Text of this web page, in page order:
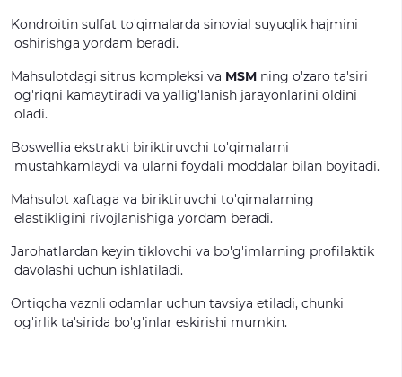
Kondroitin sulfat to'qimalarda sinovial suyuqlik hajmini
oshirishga yordam beradi.
Mahsulotdagi sitrus kompleksi va MSM ning o'zaro ta'siri
og'riqni kamaytiradi va yallig'lanish jarayonlarini oldini
oladi.
Boswellia ekstrakti biriktiruvchi to'qimalarni
mustahkamlaydi va ularni foydali moddalar bilan boyitadi.
Mahsulot xaftaga va biriktiruvchi to'qimalarning
elastikligini rivojlanishiga yordam beradi.
Jarohatlardan keyin tiklovchi va bo'g'imlarning profilaktik
davolashi uchun ishlatiladi.
Ortiqcha vaznli odamlar uchun tavsiya etiladi, chunki
og'irlik ta'sirida bo'g'inlar eskirishi mumkin.